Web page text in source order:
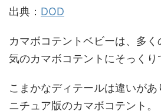
出典： DOD
カマボコテントベビーは、多く
気のカマボコテントにそっくり
こまかなディテールは違いがあ
ニチュア版のカマボコテント。